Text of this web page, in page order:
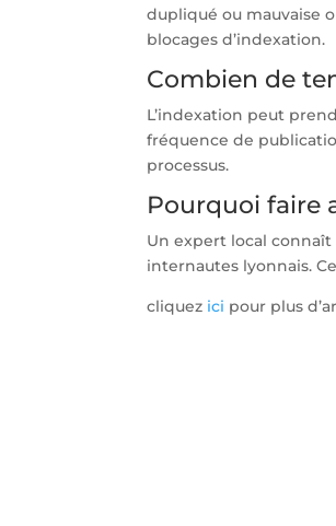
dupliqué ou mauvaise
blocages d’indexation.
Combien de
L’indexation peut
fréquence de
processus.
Pourquoi faire
Un expert local
internautes lyonnais.
cliquez ici pour plus